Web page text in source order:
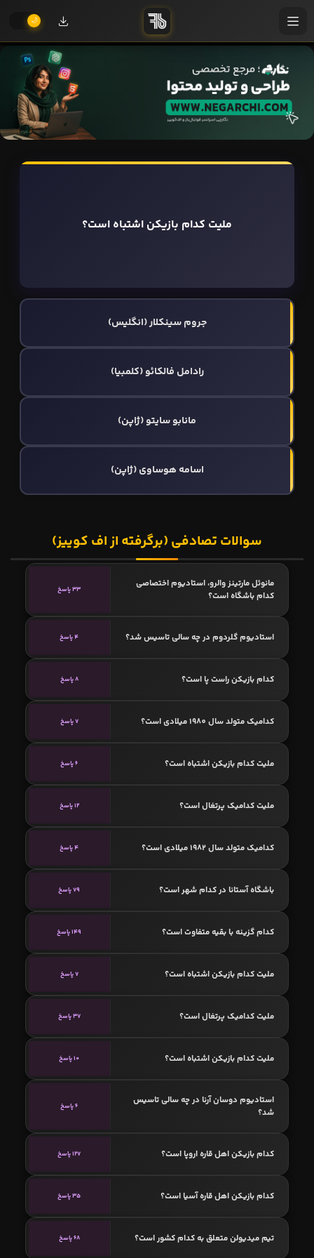
ملیت کدام بازیکن اشتباه است؟
جروم سینکلار (انگلیس)
رادامل فالکائو (کلمبیا)
مانابو سایتو (ژاپن)
اسامه هوساوی (ژاپن)
سوالات تصادفی (برگرفته از اف کوییز)
مانوئل مارتینز والرو، استادیوم اختصاصی
کدام باشگاه است؟
33 پاسخ
استادیوم گلردوم در چه سالی تاسیس شد؟ 4 پاسخ
کدام بازیکن راست پا است؟ 8 پاسخ
کدامیک متولد سال 1980 میلادی است؟ 7 پاسخ
ملیت کدام بازیکن اشتباه است؟ 6 پاسخ
ملیت کدامیک پرتغال است؟ 12 پاسخ
کدامیک متولد سال 1982 میلادی است؟ 4 پاسخ
باشگاه آستانا در کدام شهر است؟ 79 پاسخ
کدام گزینه با بقیه متفاوت است؟ 149 پاسخ
ملیت کدام بازیکن اشتباه است؟ 7 پاسخ
ملیت کدامیک پرتغال است؟ 37 پاسخ
ملیت کدام بازیکن اشتباه است؟ 10 پاسخ
استادیوم دوسان آرنا در چه سالی تاسیس
شد؟
6 پاسخ
کدام بازیکن اهل قاره اروپا است؟ 127 پاسخ
کدام بازیکن اهل قاره آسیا است؟ 35 پاسخ
تیم میدیولن متعلق به کدام کشور است؟ 68 پاسخ